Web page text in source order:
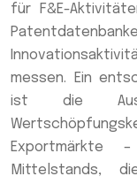
für F&E-
messen. Ein
ist die
Exportmärkte
Mittelstands,